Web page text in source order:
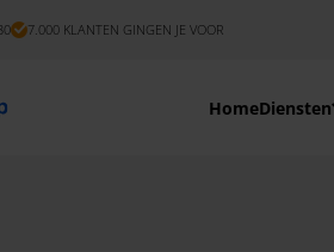
7.000 KLANTEN GINGEN JE VOOR
HomeDiensten